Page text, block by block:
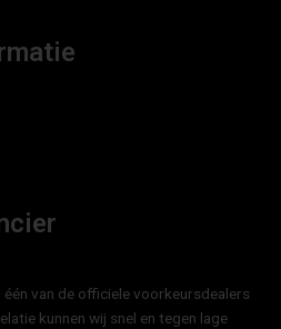
één van de officiele voorkeursdealers
kunnen wij snel en tegen lage